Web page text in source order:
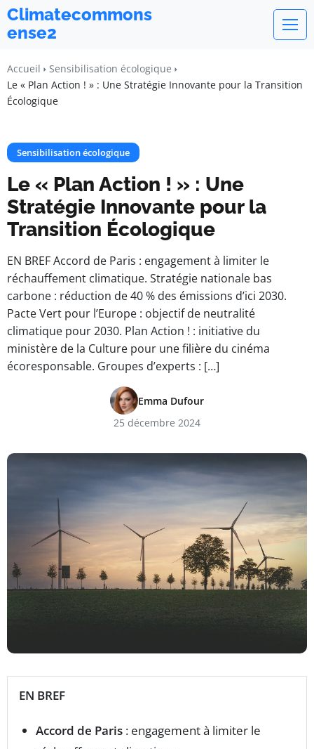
Climatecommons
ense2
Accueil
Sensibilisation écologique
Le « Plan Action ! » : Une Stratégie Innovante pour la Transition
Écologique
Sensibilisation écologique
Le « Plan Action ! » : Une
Stratégie Innovante pour la
Transition Écologique
EN BREF Accord de Paris : engagement à limiter le
réchauffement climatique. Stratégie nationale bas
carbone : réduction de 40 % des émissions d’ici 2030.
Pacte Vert pour l’Europe : objectif de neutralité
climatique pour 2030. Plan Action ! : initiative du
ministère de la Culture pour une filière du cinéma
écoresponsable. Groupes d’experts : […]
Emma Dufour
25 décembre 2024
EN BREF
Accord de Paris : engagement à limiter le